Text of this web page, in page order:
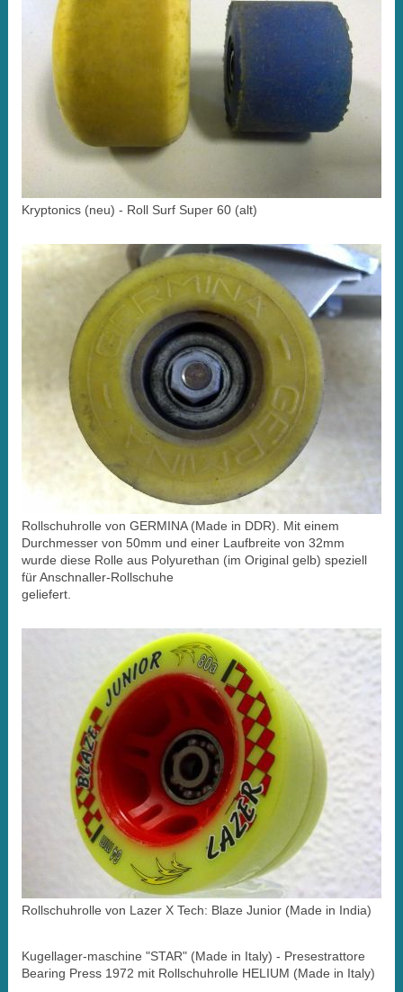
Kryptonics (neu) - Roll Surf Super 60 (alt)
Rollschuhrolle von GERMINA (Made in DDR). Mit einem
Durchmesser von 50mm und einer Laufbreite von 32mm
wurde diese Rolle aus Polyurethan (im Original gelb) speziell
für Anschnaller-Rollschuhe
geliefert.
Rollschuhrolle von Lazer X Tech: Blaze Junior (Made in India)
Kugellager-maschine "STAR" (Made in Italy) - Presestrattore
Bearing Press 1972 mit Rollschuhrolle HELIUM (Made in Italy)